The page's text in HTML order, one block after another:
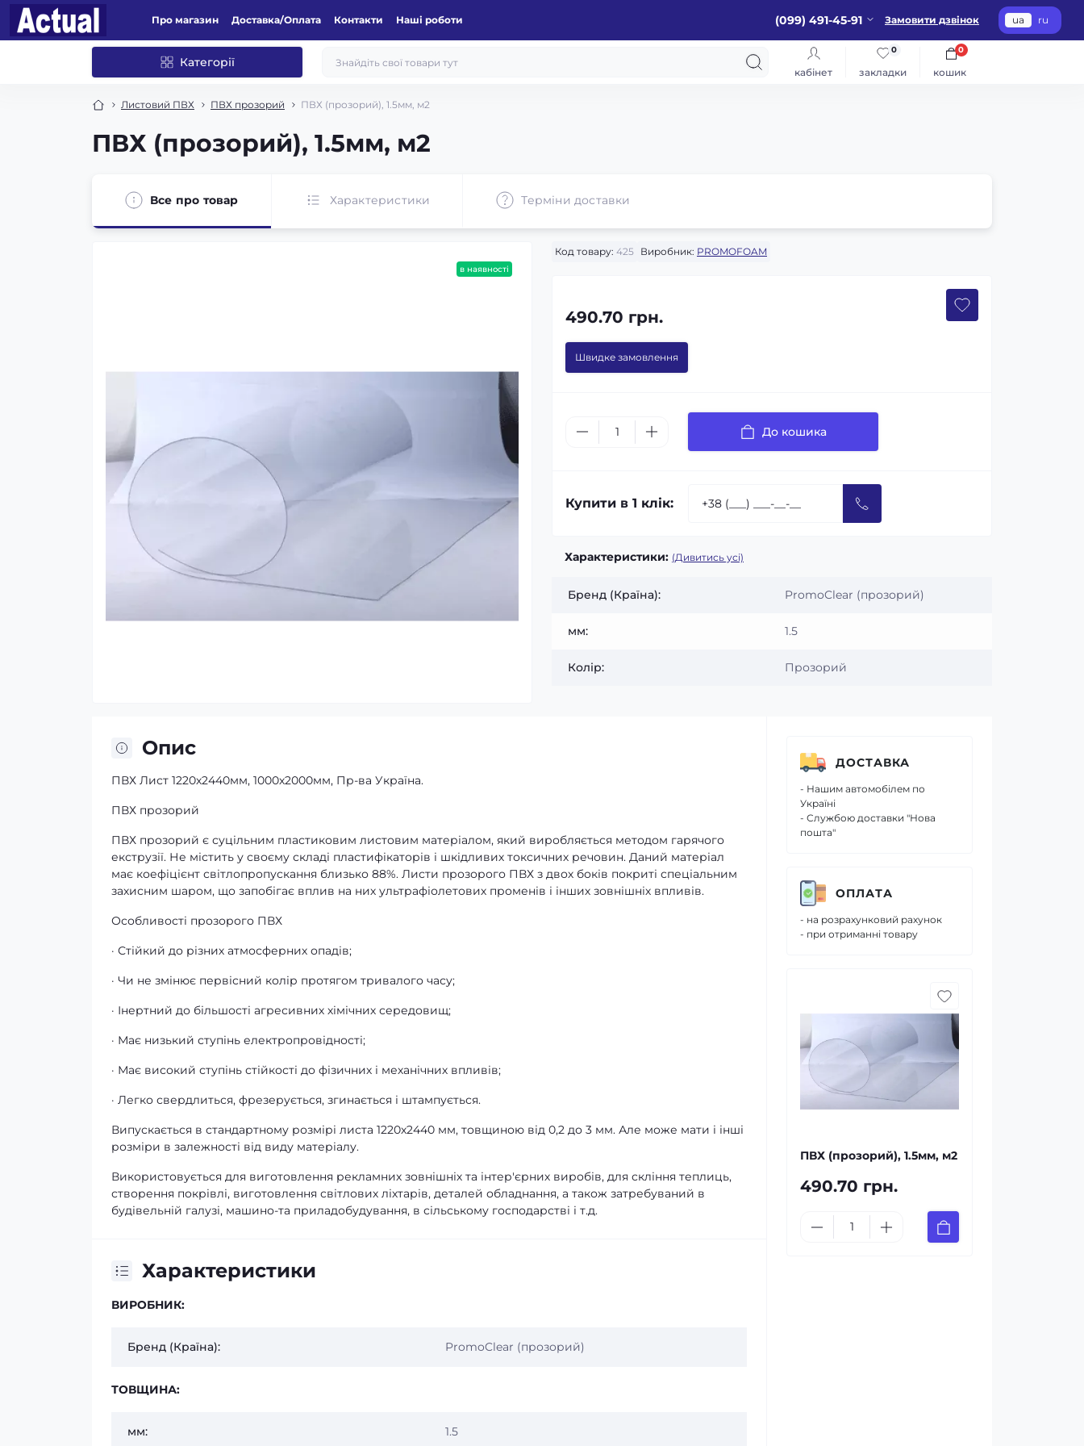
Про магазин Доставка/Оплата Контакти Наші роботи (099) 491-45-91 Замовити дзвінок ua ru
Категорії
кабінет закладки
0
кошик
0
Листовий ПВХ ПВХ прозорий ПВХ (прозорий), 1.5мм, м2
ПВХ (прозорий), 1.5мм, м2
Все про товар Характеристики Терміни доставки
в наявності
Код товару: 425 Виробник: PROMOFOAM
490.70 грн.
Швидке замовлення
До кошика
Купити в 1 клік:
Характеристики: (Дивитись усі)
Бренд (Країна): PromoClear (прозорий)
мм: 1.5
Колір: Прозорий
Опис
ПВХ Лист 1220х2440мм, 1000х2000мм, Пр-ва Україна.
ПВХ прозорий
ПВХ прозорий є суцільним пластиковим листовим матеріалом, який виробляється методом гарячого
екструзії. Не містить у своєму складі пластифікаторів і шкідливих токсичних речовин. Даний матеріал
має коефіцієнт світлопропускання близько 88%. Листи прозорого ПВХ з двох боків покриті спеціальним
захисним шаром, що запобігає вплив на них ультрафіолетових променів і інших зовнішніх впливів.
Особливості прозорого ПВХ
· Стійкий до різних атмосферних опадів;
· Чи не змінює первісний колір протягом тривалого часу;
· Інертний до більшості агресивних хімічних середовищ;
· Має низький ступінь електропровідності;
· Має високий ступінь стійкості до фізичних і механічних впливів;
· Легко свердлиться, фрезерується, згинається і штампується.
Випускається в стандартному розмірі листа 1220х2440 мм, товщиною від 0,2 до 3 мм. Але може мати і інші
розміри в залежності від виду матеріалу.
Використовується для виготовлення рекламних зовнішніх та інтер'єрних виробів, для скління теплиць,
створення покрівлі, виготовлення світлових ліхтарів, деталей обладнання, а також затребуваний в
будівельній галузі, машино-та приладобудування, в сільському господарстві і т.д.
Характеристики
ВИРОБНИК:
Бренд (Країна): PromoClear (прозорий)
ТОВЩИНА:
мм: 1.5
ДОСТАВКА
- Нашим автомобілем по
Україні
- Службою доставки "Нова
пошта"
ОПЛАТА
- на розрахунковий рахунок
- при отриманні товару
ПВХ (прозорий), 1.5мм, м2
490.70 грн.